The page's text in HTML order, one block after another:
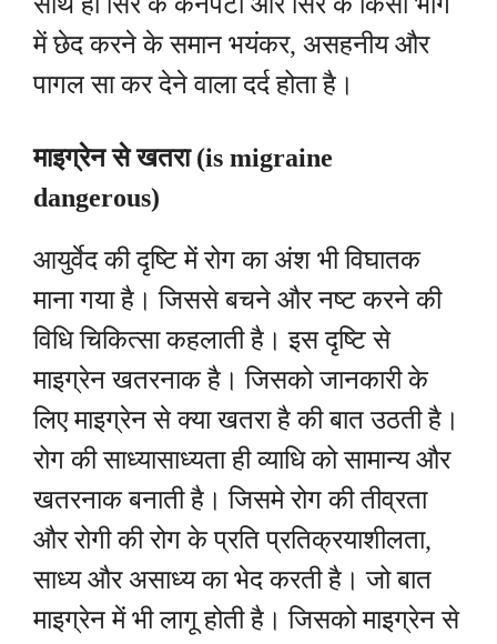
में छेद करने के समान भयंकर, असहनीय और
पागल सा कर देने वाला दर्द होता है।
माइग्रेन से खतरा (is migraine
dangerous)
आयुर्वेद की दृष्टि में रोग का अंश भी विघातक
माना गया है। जिससे बचने और नष्ट करने की
विधि चिकित्सा कहलाती है। इस दृष्टि से
माइग्रेन खतरनाक है। जिसको जानकारी के
लिए माइग्रेन से क्या खतरा है की बात उठती है।
रोग की साध्यासाध्यता ही व्याधि को सामान्य और
खतरनाक बनाती है। जिसमे रोग की तीव्रता
और रोगी की रोग के प्रति प्रतिक्रयाशीलता,
साध्य और असाध्य का भेद करती है। जो बात
माइग्रेन में भी लागू होती है। जिसको माइग्रेन से